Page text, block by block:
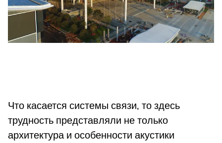
Что касается системы связи, то здесь
трудность представляли не только
архитектура и особенности акустики